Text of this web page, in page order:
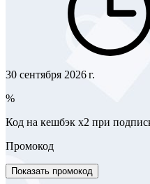
30 сентября 2026 г.
%
Код на кешбэк х2 при
Промокод
Показать промокод